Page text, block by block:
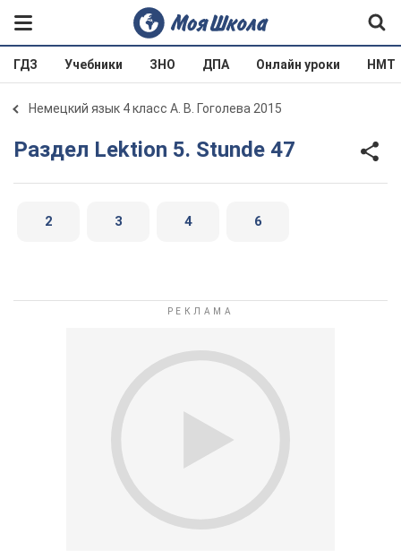
ГДЗ Учебники ЗНО ДПА Онлайн уроки НМТ
Немецкий язык 4 класс А. В. Гоголева 2015
Раздел Lektion 5. Stunde 47
2 3 4 6